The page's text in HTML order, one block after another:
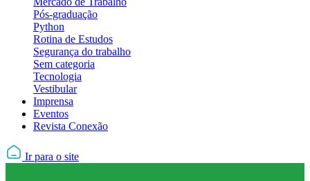
Pós-graduação
Python
Rotina de Estudos
Segurança do trabalho
Sem categoria
Tecnologia
Vestibular
Imprensa
Eventos
Revista Conexão
Ir para o site